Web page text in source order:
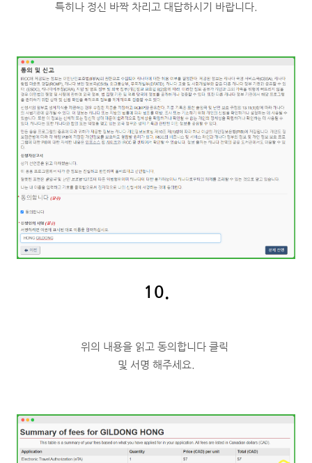
특히나 정신 바짝 차리고 대답하시기 바랍니다.
10.
위의 내용을 읽고 동의합니다 클릭
및 서명 해주세요.